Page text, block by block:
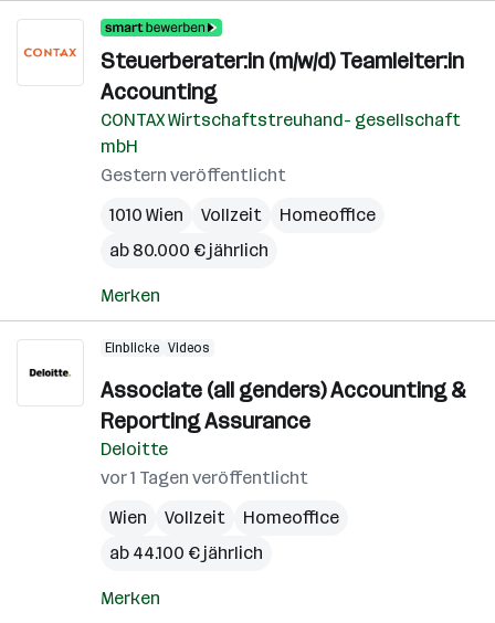
Steuerberater:in (m/w/d) Teamleiter:in
Accounting
CONTAX Wirtschaftstreuhand- gesellschaft
mbH
Gestern veröffentlicht
1010 Wien
Vollzeit
Homeoffice
ab 80.000 € jährlich
Merken
Einblicke Videos
Associate (all genders) Accounting &
Reporting Assurance
Deloitte
vor 1 Tagen veröffentlicht
Wien
Vollzeit
Homeoffice
ab 44.100 € jährlich
Merken